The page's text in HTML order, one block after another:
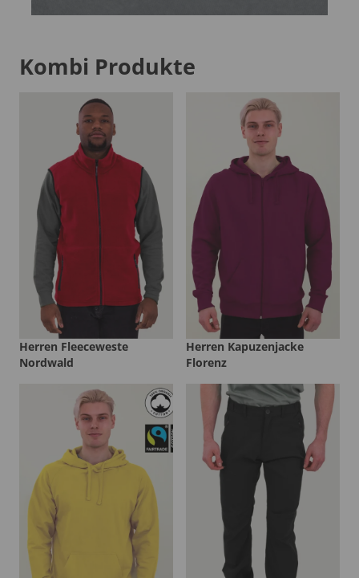
Kombi Produkte
Herren Fleeceweste
Nordwald
Herren Kapuzenjacke
Florenz